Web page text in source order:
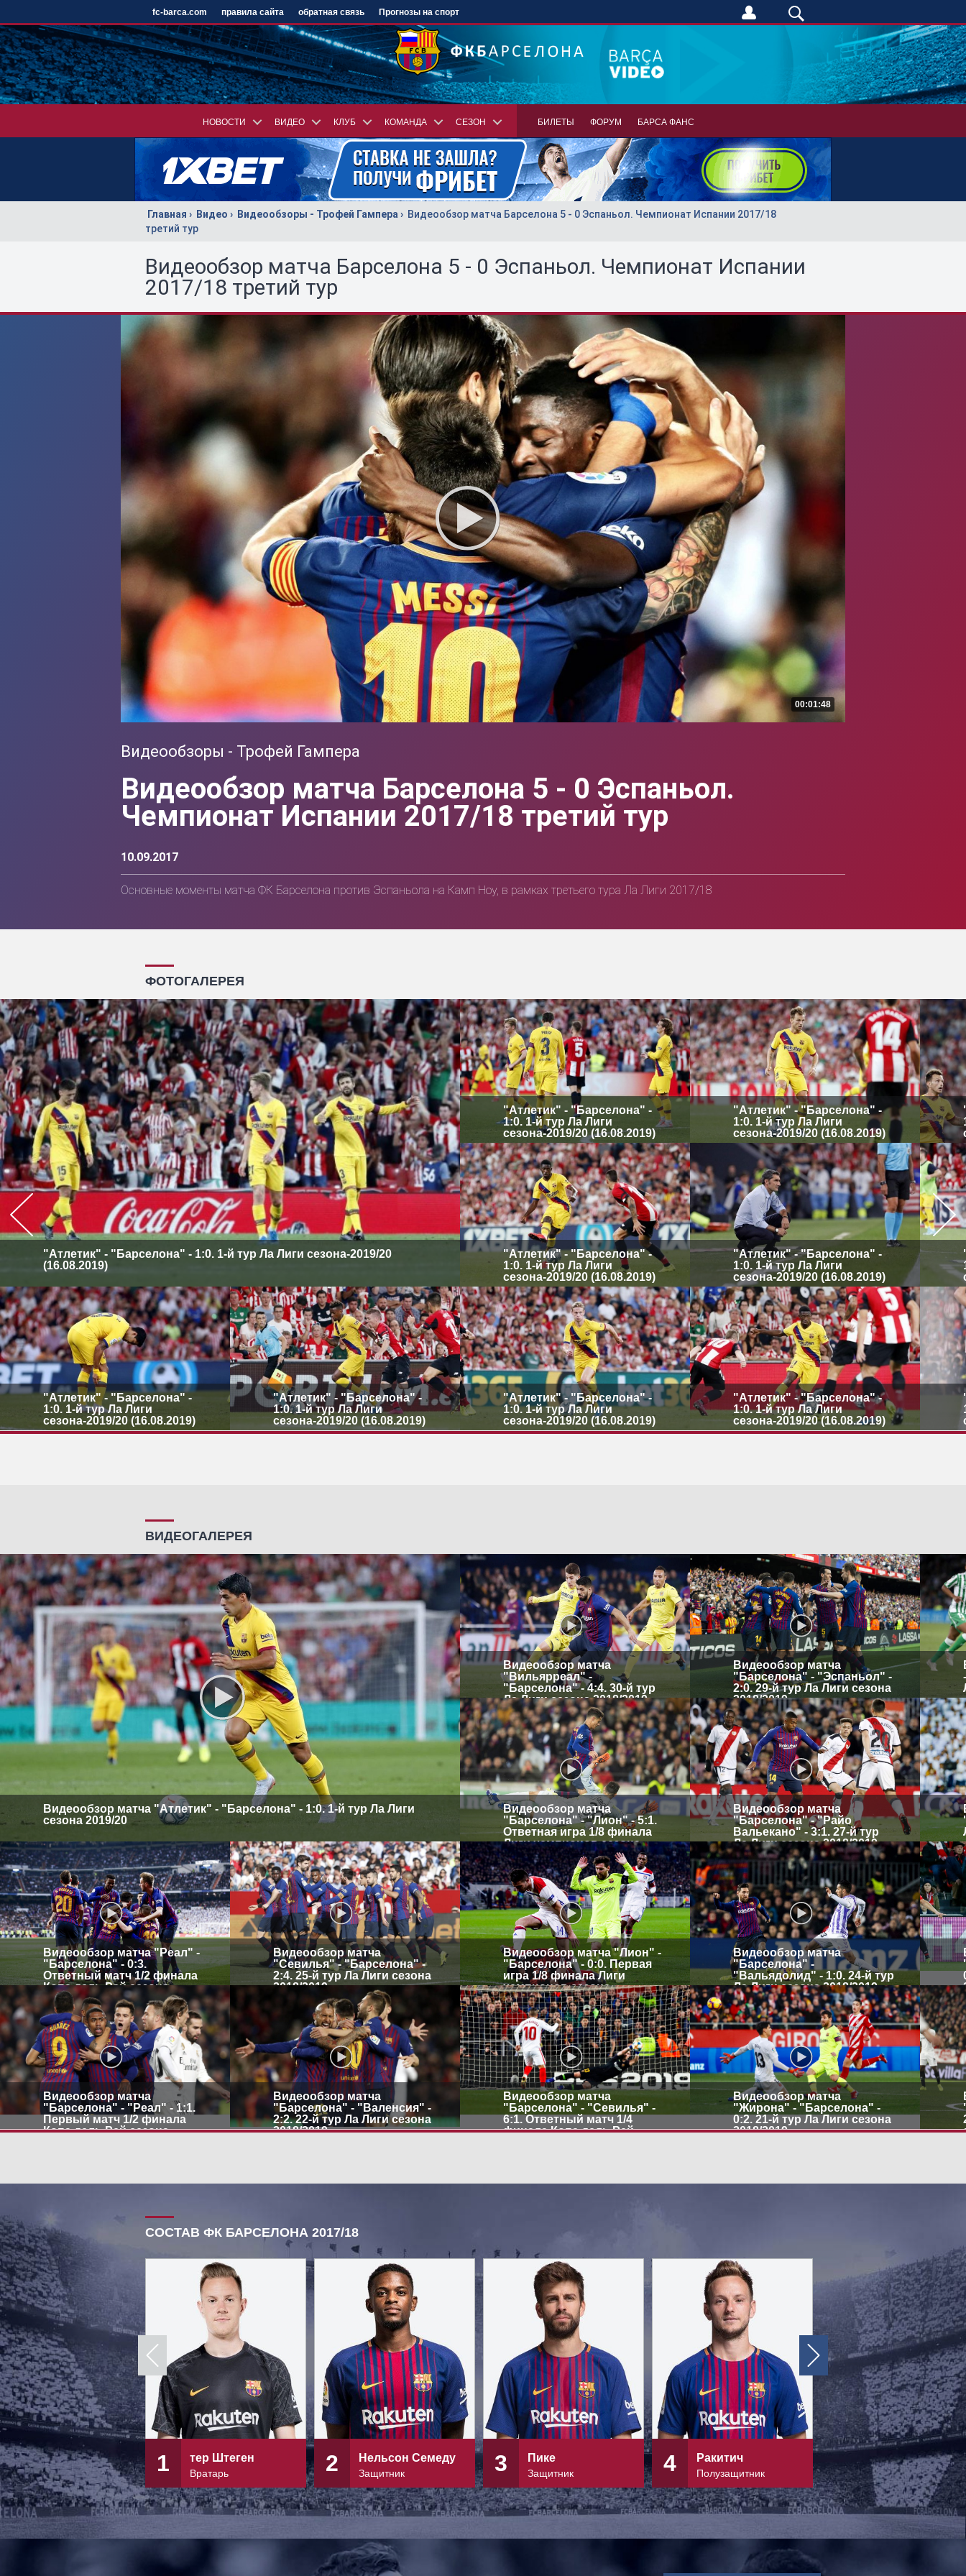
fc-barca.com правила сайта обратная связь Прогнозы на спорт
НОВОСТИ ВИДЕО КЛУБ КОМАНДА СЕЗОН БИЛЕТЫ ФОРУМ БАРСА ФАНС
Главная Видео Видеообзоры - Трофей Гампера
Видеообзор матча Барселона 5 - 0 Эспаньол. Чемпионат Испании 2017/18
третий тур
Видеообзор матча Барселона 5 - 0 Эспаньол. Чемпионат Испании
2017/18 третий тур
00:01:48
Видеообзоры - Трофей Гампера
Видеообзор матча Барселона 5 - 0 Эспаньол.
Чемпионат Испании 2017/18 третий тур
10.09.2017
Основные моменты матча ФК Барселона против Эспаньола на Камп Ноу, в рамках третьего тура Ла Лиги 2017/18
ФОТОГАЛЕРЕЯ
"Атлетик" - "Барселона" - 1:0. 1-й тур Ла Лиги сезона-2019/20
(16.08.2019)
"Атлетик" - "Барселона" -
1:0. 1-й тур Ла Лиги
сезона-2019/20 (16.08.2019)
"Атлетик" - "Барселона" -
1:0. 1-й тур Ла Лиги
сезона-2019/20 (16.08.2019)
"Атлетик" - "Барселона" -
1:0. 1-й тур Ла Лиги
сезона-2019/20 (16.08.2019)
"Атлетик" - "Барселона" -
1:0. 1-й тур Ла Лиги
сезона-2019/20 (16.08.2019)
"Атлетик" - "Барселона" -
1:0. 1-й тур Ла Лиги
сезона-2019/20 (16.08.2019)
"Атлетик" - "Барселона" -
1:0. 1-й тур Ла Лиги
сезона-2019/20 (16.08.2019)
"Атлетик" - "Барселона" -
1:0. 1-й тур Ла Лиги
сезона-2019/20 (16.08.2019)
"Атлетик" - "Барселона" -
1:0. 1-й тур Ла Лиги
сезона-2019/20 (16.08.2019)
ВИДЕОГАЛЕРЕЯ
Видеообзор матча "Атлетик" - "Барселона" - 1:0. 1-й тур Ла Лиги
сезона 2019/20
Видеообзор матча
"Вильярреал" -
"Барселона" - 4:4. 30-й тур
Ла Лиги сезона 2018/2019
Видеообзор матча
"Барселона" - "Эспаньол" -
2:0. 29-й тур Ла Лиги сезона
2018/2019
Видеообзор матча
"Барселона" - "Лион" - 5:1.
Ответная игра 1/8 финала
Лиги чемпионов сезона
2018/2019
Видеообзор матча
"Барселона" - "Райо
Вальекано" - 3:1. 27-й тур
Ла Лиги сезона 2018/2019
Видеообзор матча "Реал" -
"Барселона" - 0:3.
Ответный матч 1/2 финала
Копа дель Рей сезона
2018/2019
Видеообзор матча
"Севилья" - "Барселона" -
2:4. 25-й тур Ла Лиги сезона
2018/2019
Видеообзор матча "Лион" -
"Барселона" - 0:0. Первая
игра 1/8 финала Лиги
чемпионов сезона
2018/2019
Видеообзор матча
"Барселона" -
"Вальядолид" - 1:0. 24-й тур
Ла Лиги сезона 2018/2019
Видеообзор матча
"Барселона" - "Реал" - 1:1.
Первый матч 1/2 финала
Копа дель Рей сезона
Видеообзор матча
"Барселона" - "Валенсия" -
2:2. 22-й тур Ла Лиги сезона
2018/2019
Видеообзор матча
"Барселона" - "Севилья" -
6:1. Ответный матч 1/4
финала Копа дель Рей
Видеообзор матча
"Жирона" - "Барселона" -
0:2. 21-й тур Ла Лиги сезона
2018/2019
СОСТАВ ФК БАРСЕЛОНА 2017/18
1 тер Штеген
Вратарь 2 Нельсон Семеду
Защитник 3 Пике
Защитник 4 Ракитич
Полузащитник 5 Бускетс
Полузащитник